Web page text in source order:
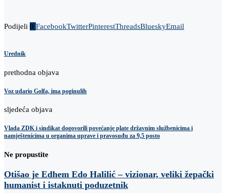
Podijeli 0 FacebookTwitterPinterestThreadsBlueskyEmail
Urednik
prethodna objava
Voz udario Golfa, ima poginulih
sljedeća objava
Vlada ZDK i sindikat dogovorili povećanje plate državnim službenicima i
namještenicima u organima uprave i pravosuđu za 9,5 posto
Ne propustite
Otišao je Edhem Edo Halilić – vizionar, veliki žepački
humanist i istaknuti poduzetnik